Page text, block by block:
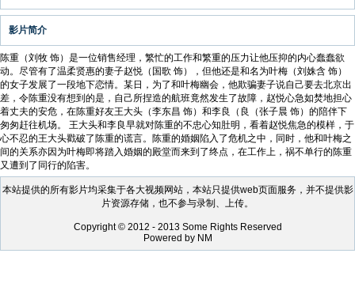
影片简介
陈重（刘牧 饰）是一位销售经理，繁忙的工作和繁重的压力让他压抑的内心蠢蠢欲
动。尽管有了温柔贤惠的妻子赵悦（国歌 饰），但他还是和名为叶梅（刘姝含 饰）
的女子发展了一段地下恋情。某日，为了和叶梅幽会，他欺骗妻子说自己要去北京出
差，令陈重没有想到的是，自己所捏造的航班竟然发生了故障，赵悦心急如焚地担心
着丈夫的安危，在陈重好友王大头（李东昌 饰）和李良（良（张子晨 饰）的陪伴下
匆匆赶往机场。 王大头和李良早就对陈重的不忠心知肚明，看着赵悦焦急的模样，于
心不忍的王大头戳破了陈重的谎言。陈重的婚姻陷入了危机之中，同时，他和叶梅之
间的关系亦因为叶梅即将踏入婚姻的殿堂而来到了终点，在工作上，祸不单行的陈重
又遭到了同行的陷害。
本站提供的所有影片均采集于各大视频网站，本站只提供web页面服务，并不提供影
片资源存储，也不参与录制、上传。
Copyright © 2012 - 2013 Some Rights Reserved
Powered by NM